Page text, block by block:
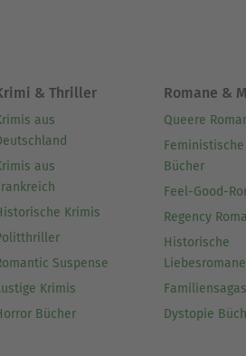
& Thriller
aus
aus
Krimis
Suspense
Krimis
Bücher
Romane &
Queere
Feministische
Bücher
Feel-Good-
Regency
Historische
Liebesromane
Familiensagas
Dystopie